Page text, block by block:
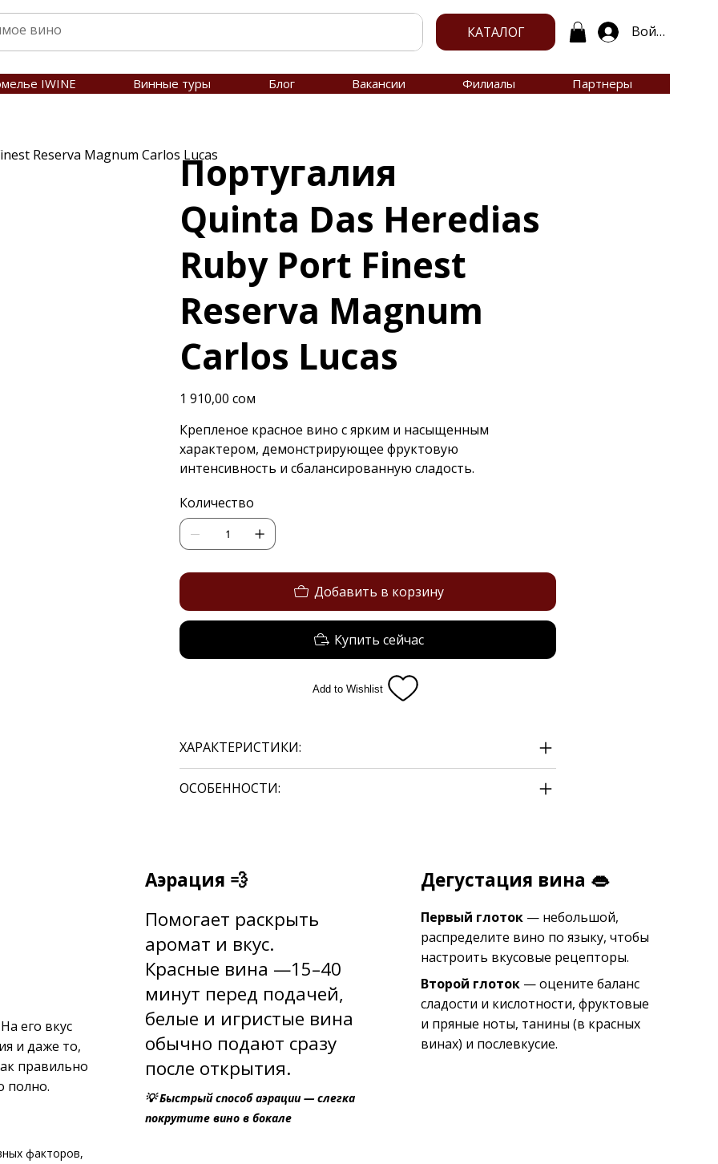
КАТАЛОГ Войти
Reserva Magnum Carlos Lucas
Quinta Das Heredias
Ruby Port Finest
Reserva Magnum
Carlos Lucas
Цена
1 910,00 сом
Крепленое красное вино с ярким и насыщенным
характером, демонстрирующее фруктовую
интенсивность и сбалансированную сладость.
Количество
Добавить в корзину
Купить сейчас
Add to Wishlist
ХАРАКТЕРИСТИКИ:
ОСОБЕННОСТИ:
Португалия
IWINE Винные туры Блог Вакансии Филиалы Партнеры
Аэрация 💨
Помогает раскрыть
аромат и вкус.
Красные вина —15–40
минут перед подачей,
белые и игристые вина
обычно подают сразу
после открытия.
💡 Быстрый способ аэрации — слегка
покрутите вино в бокале
Дегустация вина 👄
Первый глоток— небольшой,
распределите вино по языку, чтобы
настроить вкусовые рецепторы.
Второй глоток— оцените баланс
сладости и кислотности, фруктовые
и пряные ноты, танины (в красных
винах) и послевкусие.
его вкус
и даже то,
правильно
полно.
факторов,